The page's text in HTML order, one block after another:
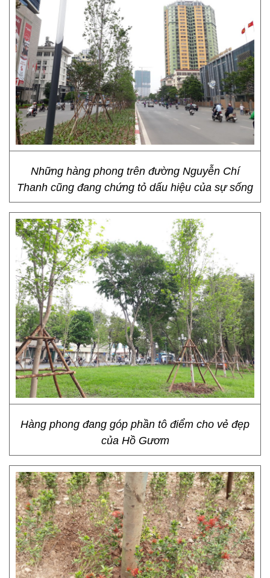
Những hàng phong trên đường Nguyễn Chí
Thanh cũng đang chứng tỏ dấu hiệu của sự sống
Hàng phong đang góp phần tô điểm cho vẻ đẹp
của Hồ Gươm